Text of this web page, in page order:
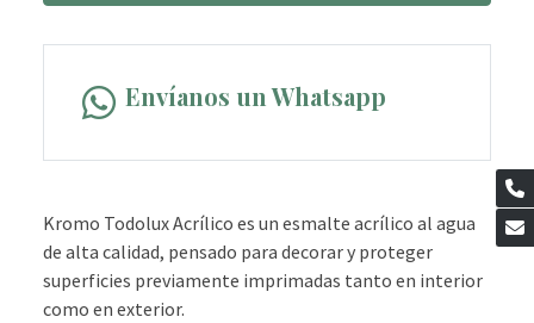
Envíanos un Whatsapp
Kromo Todolux Acrílico es un esmalte acrílico al agua
de alta calidad, pensado para decorar y proteger
superficies previamente imprimadas tanto en interior
como en exterior.